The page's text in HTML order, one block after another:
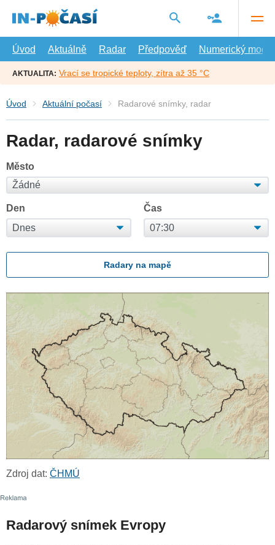
hlavní
Úvod
Aktuálně Radar Předpověď Numerický model
AKTUALITA: Vrací se tropické teploty, zítra až 35 °C
Úvod Aktuální počasí Radarové snímky, radar
Radar, radarové snímky
Město
Den Čas
Radary na mapě
Zdroj dat: ČHMÚ
Radarový snímek Evropy